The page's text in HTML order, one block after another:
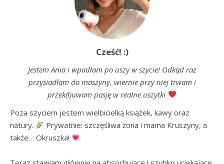
Cześć! :)
Jestem Ania i wpadłam po uszy w szycie! Odkąd raz
przysiadłam do maszyny, wiernie przy niej trwam i
przek(ł)uwam pasję w realne uszytki
Poza szyciem jestem wielbicielką książek, kawy oraz
natury.
Prywatnie: szczęśliwa żona i mama Kruszyny, a
także… Okruszka!